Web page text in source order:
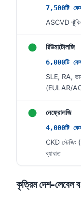
7,500টি
ASCVD ঝুঁকি,
● রিউমাটোলজি
6,000টি
SLE, RA,
(EULAR/
● নেফ্রোলজি
4,000টি
CKD স্টেজিং
ব্যাঘাত
কৃত্রিম দেশ-লেবেল
Esperanto
Frysk
Ślōnskŏ
Norsk bokmål